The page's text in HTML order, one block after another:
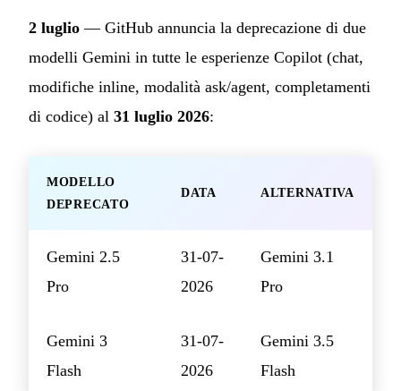
2 luglio — GitHub annuncia la deprecazione di due
modelli Gemini in tutte le esperienze Copilot (chat,
modifiche inline, modalità ask/agent, completamenti
di codice) al 31 luglio 2026:
MODELLO
DEPRECATO
DATA ALTERNATIVA
Gemini 2.5
Pro
31-07-
2026
Gemini 3.1
Pro
Gemini 3
Flash
31-07-
2026
Gemini 3.5
Flash